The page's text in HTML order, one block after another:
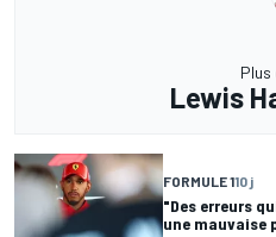
Plus
Lewis
FORMULE 110 j
"Des erreurs
une mauvaise